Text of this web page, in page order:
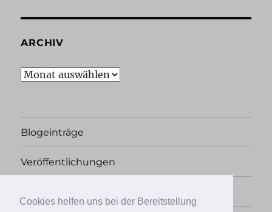
Cookies helfen uns bei der Bereitstellung
ARCHIV
Archiv
Blogeinträge
Veröffentlichungen